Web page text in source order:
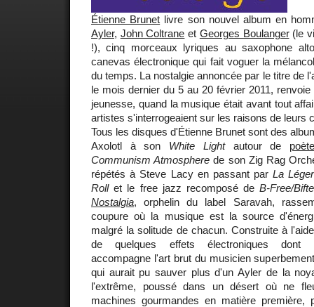
Étienne Brunet livre son nouvel album en
Ayler, John Coltrane et Georges Boulanger(le
!), cinq morceaux lyriques au saxophone
canevas électronique qui fait voguer la
du temps. La nostalgie annoncée par le titre de
le mois dernier du 5 au 20 février 2011,
jeunesse, quand la musique était avant tout
artistes s'interrogeaient sur les raisons de leurs
Tous les disques d'Étienne Brunet sont des
Axolotl à son White Lightautour de
Communism Atmosphere de son Zig Rag
répétés à Steve Lacy en passant parLa
Rollet le free jazz recomposé deB-Free/
Nostalgia, orphelin du label Saravah,
coupure où la musique est la source
malgré la solitude de chacun. Construite à
de quelques effets électroniques dont
accompagne l'art brut du musicien
qui aurait pu sauver plus d'un Ayler de la
l'extrême, poussé dans un désert où ne
machines gourmandes en matière première,